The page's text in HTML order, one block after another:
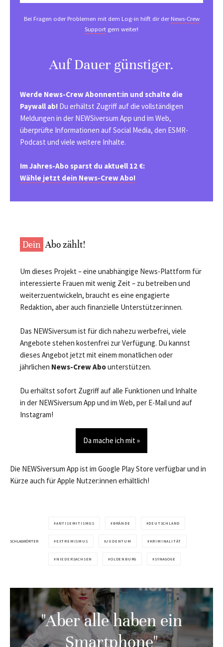
Bei Fragen oder Problemen mit dem Log-in hilft dir derNews-Crew
Support gern weiter!
Auf Dauer günstiger.
Werde News-Crew Abonnent:in und schalte die
Paywall ab! Du erhältst Zugriff auf die vollständigen
Meldungen in der NEWSiversum App und im Web,
überprüfte Informationen auf Social Media, den ESMR-
Podcast und viele weitere Inhalte.
Im Jahres-Abo sparst du aktuell 12 €:
Wähle jetzt dein News-Crew Abo!
Dein Abo zählt!
Um dieses Projekt – eine unabhängige News-Plattform für
interessierte Frauen mit wenig Zeit – zu betreiben und
weiterzuentwickeln, braucht es eine engagierte
Redaktion, aber auch finanzielle Unterstützer:innen.
Das NEWSiversum ist für dich nahezu werbefrei, viele
Angebote stehen kostenfrei zur Verfügung. Du kannst
dieses Angebot jetzt mit einem monatlichen oder
jährlichen News-Crew Abounterstützen.
Du erhältst sofort Zugriff auf alle Funktionen und Inhalte
in der NEWSiversum App und im Web, per E-Mail und auf
Instagram!
Da mache ich mit »
Die NEWSiversum App ist im Google Play Store verfügbar und in
Kürze auch für Apple Nutzer:innen erhältlich!
SCHLAGWÖRTER
ANTISEMITISMUS BRÄNDE DEUTSCHLAND
EXTREMISMUS JUDENTUM KRIMINALITÄT
NIEDERSACHSEN OLDENBURG SYNAGOGE
"Aber alle haben ein
Smartphone"